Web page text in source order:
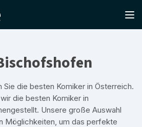
Sie die besten Komiker in Österreich.
die besten Komiker in
Unsere große Auswahl
Möglichkeiten, um das perfekte